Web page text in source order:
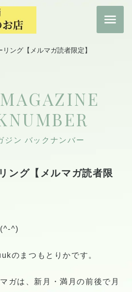
ング【メルマガ読者限定】
ジン バックナンバー
ング【メルマガ読者限
^)
のまつもとりかです。
ガは、新月・満月の前後で月